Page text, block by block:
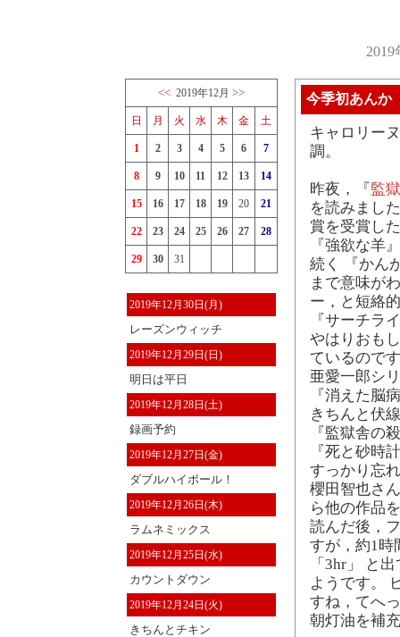
<< 2019年12月 >>
日 月 火 水 木 金 土
1 2 3 4 5 6 7
8 9 10 11 12 13 14
15 16 17 18 19 20 21
22 23 24 25 26 27 28
29 30 31
2019年12月30日(月)
レーズンウィッチ
2019年12月29日(日)
明日は平日
2019年12月28日(土)
録画予約
2019年12月27日(金)
ダブルハイボール！
2019年12月26日(木)
ラムネミックス
2019年12月25日(水)
カウントダウン
2019年12月24日(火)
きちんとチキン
今季初あんか
キャロリー
調。
昨夜，『監
を読みまし
賞を受賞し
『強欲な羊
続く 『かん
まで意味が
ー，と短絡
『サーチラ
やはりおも
ているので
亜愛一郎シ
『消えた脳
きちんと伏
『監獄舎の
『死と砂時
すっかり忘
櫻田智也さ
ら他の作品
読んだ後，
すが，約1時
「3hr」 と
ようです。
すね，てへ
朝灯油を補